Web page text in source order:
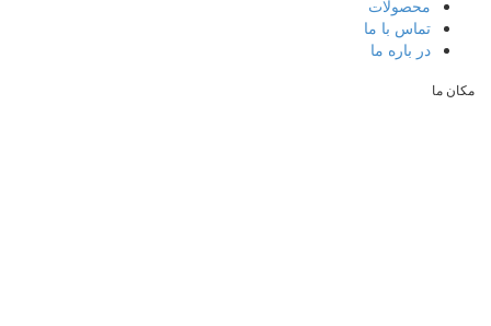
محصولات
تماس با ما
در باره ما
مکان ما